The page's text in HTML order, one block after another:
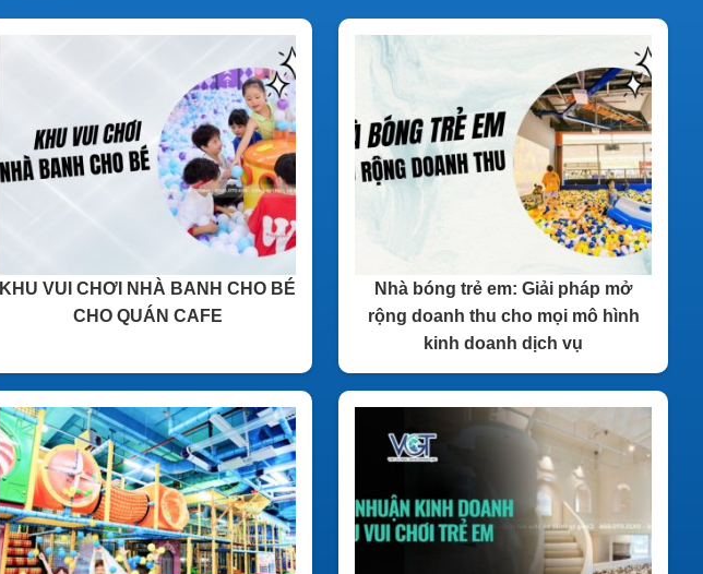
KHU VUI CHƠI NHÀ BANH CHO BÉ
CHO QUÁN CAFE
Nhà bóng trẻ em: Giải pháp mở
rộng doanh thu cho mọi mô hình
kinh doanh dịch vụ